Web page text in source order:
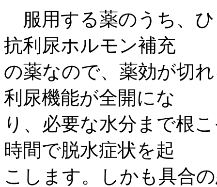
服用する薬のうち、
抗利尿ホルモン補充
の薬なので、薬効が切
利尿機能が全開にな
り、必要な水分まで根
時間で脱水症状を起
こします。しかも具合